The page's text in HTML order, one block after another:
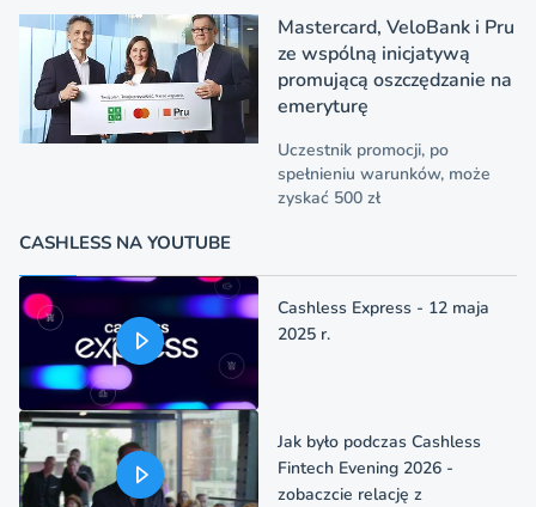
Mastercard, VeloBank i Pru
ze wspólną inicjatywą
promującą oszczędzanie na
emeryturę
Uczestnik promocji, po
spełnieniu warunków, może
zyskać 500 zł
CASHLESS NA YOUTUBE
Cashless Express - 12 maja
2025 r.
Jak było podczas Cashless
Fintech Evening 2026 -
zobaczcie relację z